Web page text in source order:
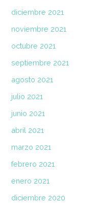
diciembre 2021
noviembre 2021
octubre 2021
septiembre 2021
agosto 2021
julio 2021
junio 2021
abril 2021
marzo 2021
febrero 2021
enero 2021
diciembre 2020